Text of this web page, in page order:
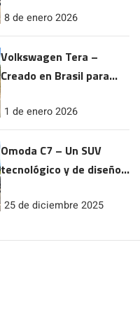
rendimiento
8 de enero 2026
Volkswagen Tera –
Creado en Brasil para
1 de enero 2026
Omoda C7 – Un SUV
tecnológico y de diseño
25 de diciembre 2025